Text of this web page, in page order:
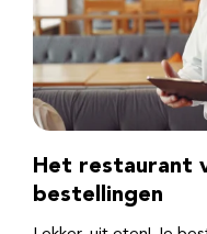
Het restaurant
bestellingen